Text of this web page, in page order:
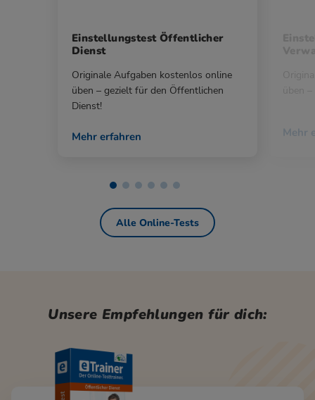
Einstellungstest Öffentlicher
Dienst
Originale Aufgaben kostenlos online
üben – gezielt für den Öffentlichen
Dienst!
Mehr erfahren Mehr
Alle Online-Tests
Unsere Empfehlungen für dich: